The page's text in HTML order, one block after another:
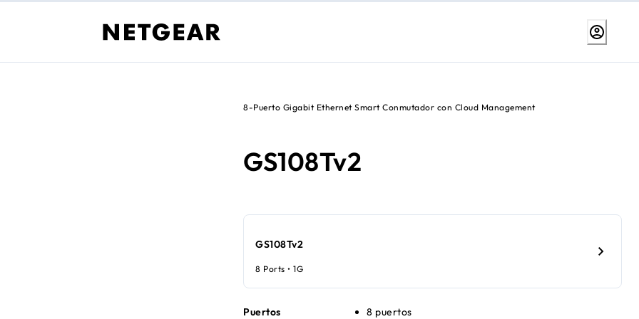
8-Puerto Gigabit Ethernet Smart Conmutador con Cloud Management
GS108Tv2
GS108Tv2
8 Ports • 1G
Puertos 8 puertos